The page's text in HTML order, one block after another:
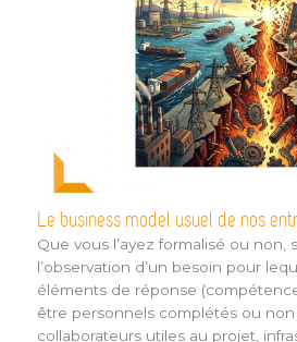
Le business model usuel de nos
Que vous l’ayez formalisé ou
l’observation d’un besoin pour
éléments de réponse
être personnels complétés ou
collaborateurs utiles au projet,